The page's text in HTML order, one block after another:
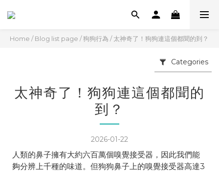
Home /Blog list page /狗狗行為 /太神奇了！狗狗連這個都聞的到？
Categories
太神奇了！狗狗連這個都聞的
到？
2026-01-22
人類的鼻子擁有大約六百萬個嗅覺接受器，因此我們能
夠分辨上千種的味道。但狗狗鼻子上的嗅覺接受器高達3